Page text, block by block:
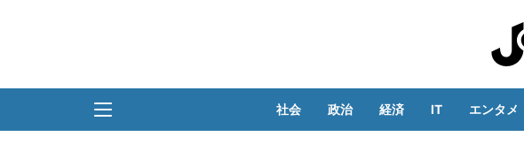
社会 政治 経済 IT エンタメ